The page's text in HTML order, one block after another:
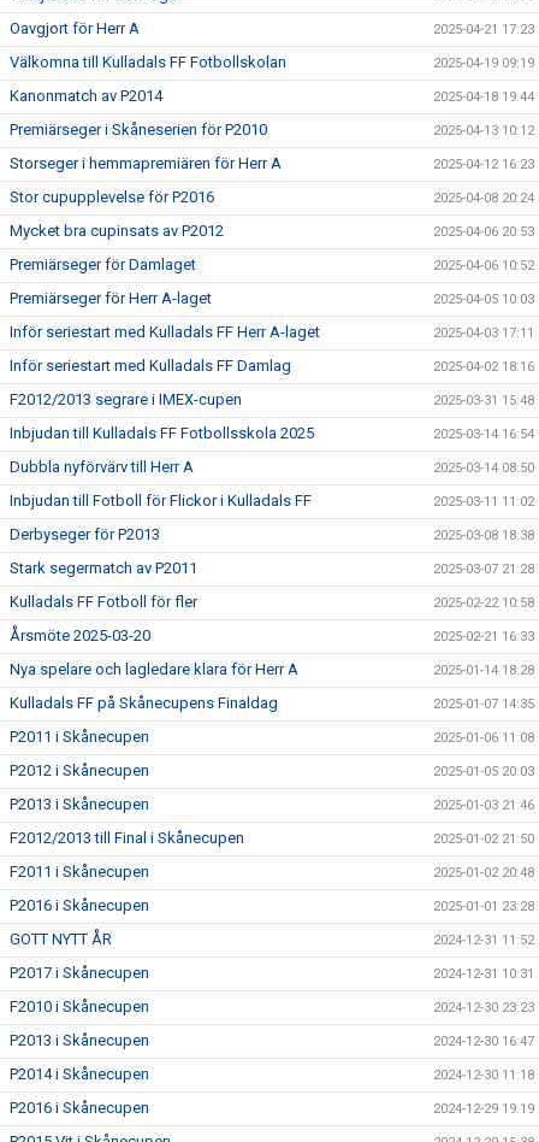
Oavgjort för Herr A 2025-04-21 17:23
Välkomna till Kulladals FF Fotbollskolan 2025-04-19 09:19
Kanonmatch av P2014 2025-04-18 19:44
Premiärseger i Skåneserien för P2010 2025-04-13 10:12
Storseger i hemmapremiären för Herr A 2025-04-12 16:23
Stor cupupplevelse för P2016 2025-04-08 20:24
Mycket bra cupinsats av P2012 2025-04-06 20:53
Premiärseger för Damlaget 2025-04-06 10:52
Premiärseger för Herr A-laget 2025-04-05 10:03
Inför seriestart med Kulladals FF Herr A-laget 2025-04-03 17:11
Inför seriestart med Kulladals FF Damlag 2025-04-02 18:16
F2012/2013 segrare i IMEX-cupen 2025-03-31 15:48
Inbjudan till Kulladals FF Fotbollsskola 2025 2025-03-14 16:54
Dubbla nyförvärv till Herr A 2025-03-14 08:50
Inbjudan till Fotboll för Flickor i Kulladals FF 2025-03-11 11:02
Derbyseger för P2013 2025-03-08 18:38
Stark segermatch av P2011 2025-03-07 21:28
Kulladals FF Fotboll för fler 2025-02-22 10:58
Årsmöte 2025-03-20 2025-02-21 16:33
Nya spelare och lagledare klara för Herr A 2025-01-14 18:28
Kulladals FF på Skånecupens Finaldag 2025-01-07 14:35
P2011 i Skånecupen 2025-01-06 11:08
P2012 i Skånecupen 2025-01-05 20:03
P2013 i Skånecupen 2025-01-03 21:46
F2012/2013 till Final i Skånecupen 2025-01-02 21:50
F2011 i Skånecupen 2025-01-02 20:48
P2016 i Skånecupen 2025-01-01 23:28
GOTT NYTT ÅR 2024-12-31 11:52
P2017 i Skånecupen 2024-12-31 10:31
F2010 i Skånecupen 2024-12-30 23:23
P2013 i Skånecupen 2024-12-30 16:47
P2014 i Skånecupen 2024-12-30 11:18
P2016 i Skånecupen 2024-12-29 19:19